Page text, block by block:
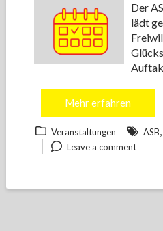
Der
lädt
Mehr erfahren
Veranstaltungen ASB,
Leave a comment